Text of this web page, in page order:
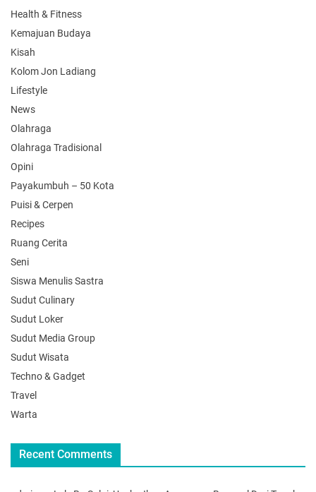
Health & Fitness
Kemajuan Budaya
Kisah
Kolom Jon Ladiang
Lifestyle
News
Olahraga
Olahraga Tradisional
Opini
Payakumbuh – 50 Kota
Puisi & Cerpen
Recipes
Ruang Cerita
Seni
Siswa Menulis Sastra
Sudut Culinary
Sudut Loker
Sudut Media Group
Sudut Wisata
Techno & Gadget
Travel
Warta
Recent Comments